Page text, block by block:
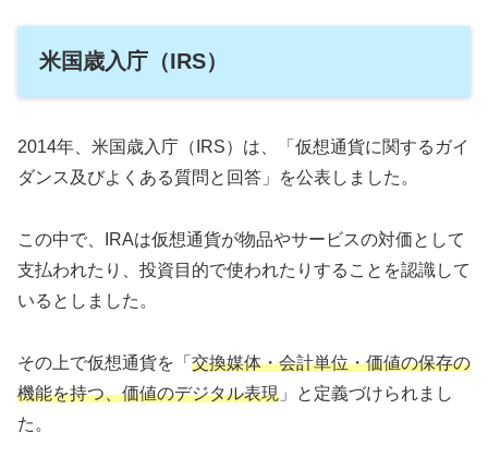
米国歳入庁（IRS）
2014年、米国歳入庁（IRS）は、「仮想通貨に関するガイ
ダンス及びよくある質問と回答」を公表しました。
この中で、IRAは仮想通貨が物品やサービスの対価として
支払われたり、投資目的で使われたりすることを認識して
いるとしました。
その上で仮想通貨を「 交換媒体・会計単位・価値の保存の
機能を持つ、価値のデジタル表現 」と定義づけられまし
た。